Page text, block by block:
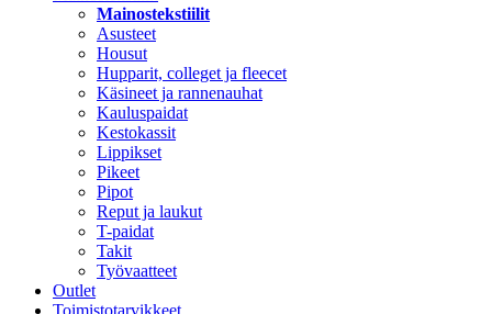
Mainostekstiilit
Asusteet
Housut
Hupparit, colleget ja fleecet
Käsineet ja rannenauhat
Kauluspaidat
Kestokassit
Lippikset
Pikeet
Pipot
Reput ja laukut
T-paidat
Takit
Työvaatteet
Outlet
Toimistotarvikkeet